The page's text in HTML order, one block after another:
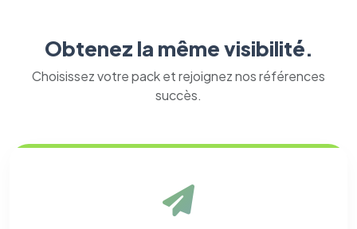
Obtenez la même visibilité.
Choisissez votre pack et rejoignez nos références
succès.